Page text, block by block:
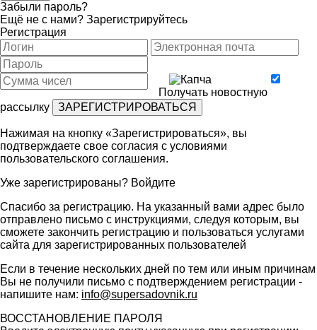
Забыли пароль?
Ещё не с нами? Зарегистрируйтесь
Регистрация
Получать новостную
рассылку
Нажимая на кнопку «Зарегистрироваться», вы
подтверждаете свое согласия с условиями
пользовательского соглашения.
Уже зарегистрированы? Войдите
Спасибо за регистрацию. На указанный вами адрес было
отправлено письмо с инструкциями, следуя которым, вы
сможете закончить регистрацию и пользоваться услугами
сайта для зарегистрированных пользователей
Если в течение нескольких дней по тем или иным причинам
Вы не получили письмо с подтверждением регистрации -
напишите нам: info@supersadovnik.ru
ВОССТАНОВЛЕНИЕ ПАРОЛЯ